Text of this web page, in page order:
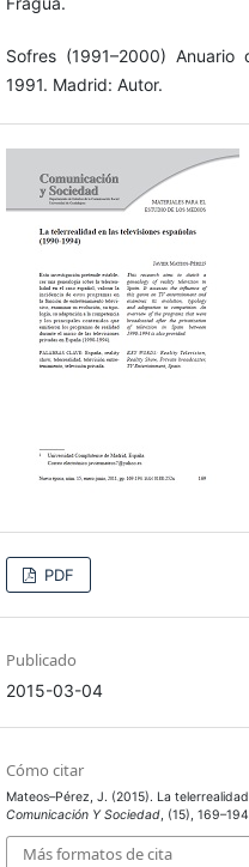
Sofres (1991–2000)
1991. Madrid: Autor.
PDF
Publicado
2015-03-04
Cómo citar
Mateos–Pérez, J. (2015). La
Comunicación Y Sociedad, (15),
Más formatos de cita